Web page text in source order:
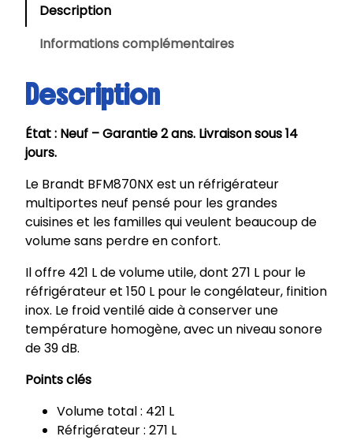
A
T
é
f
i
g
é
r
a
t
e
u
r
u
Description
Informations complémentaires
Description
État : Neuf – Garantie 2 ans. Livraison sous 14
jours.
Le Brandt BFM870NX est un réfrigérateur
multiportes neuf pensé pour les grandes
cuisines et les familles qui veulent beaucoup de
volume sans perdre en confort.
Il offre 421 L de volume utile, dont 271 L pour le
réfrigérateur et 150 L pour le congélateur, finition
inox. Le froid ventilé aide à conserver une
température homogène, avec un niveau sonore
de 39 dB.
Points clés
Volume total : 421 L
Réfrigérateur : 271 L